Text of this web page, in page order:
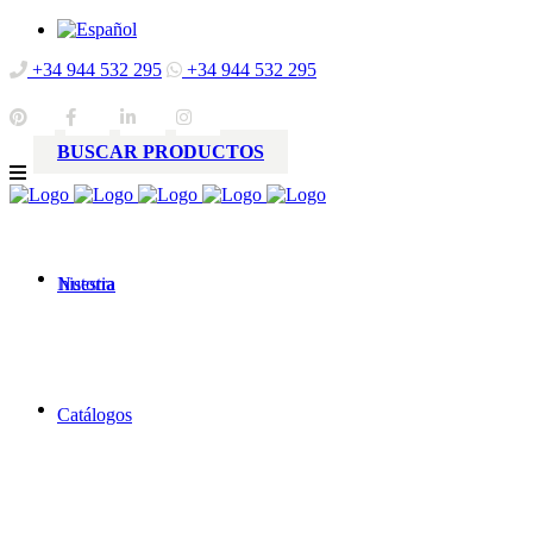
+34 944 532 295 +34 944 532 295
BUSCAR PRODUCTOS
Nuestra
historia
Catálogos